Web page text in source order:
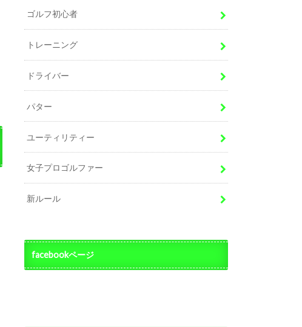
ゴルフ初心者
トレーニング
ドライバー
パター
ユーティリティー
女子プロゴルファー
新ルール
facebookページ